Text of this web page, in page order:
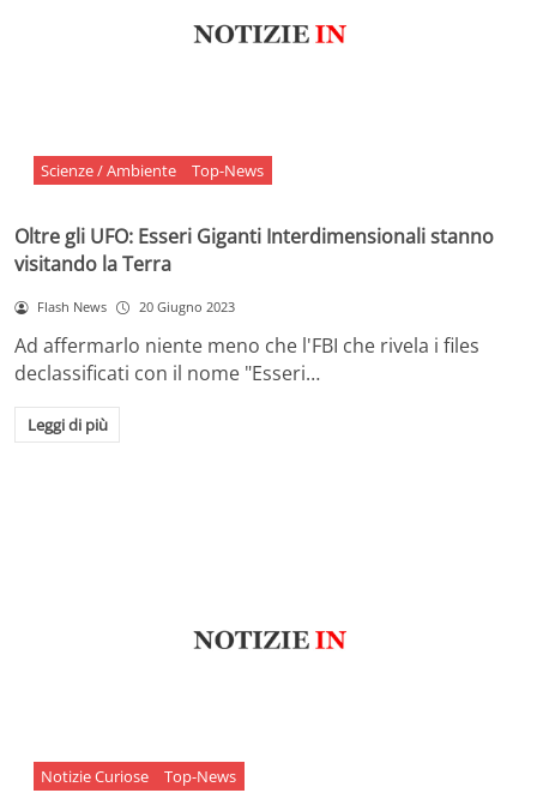
Scienze / Ambiente Top-News
Oltre gli UFO: Esseri Giganti Interdimensionali stanno
visitando la Terra
Flash News 20 Giugno 2023
Ad affermarlo niente meno che l'FBI che rivela i files
declassificati con il nome "Esseri…
Leggi di più
Notizie Curiose Top-News